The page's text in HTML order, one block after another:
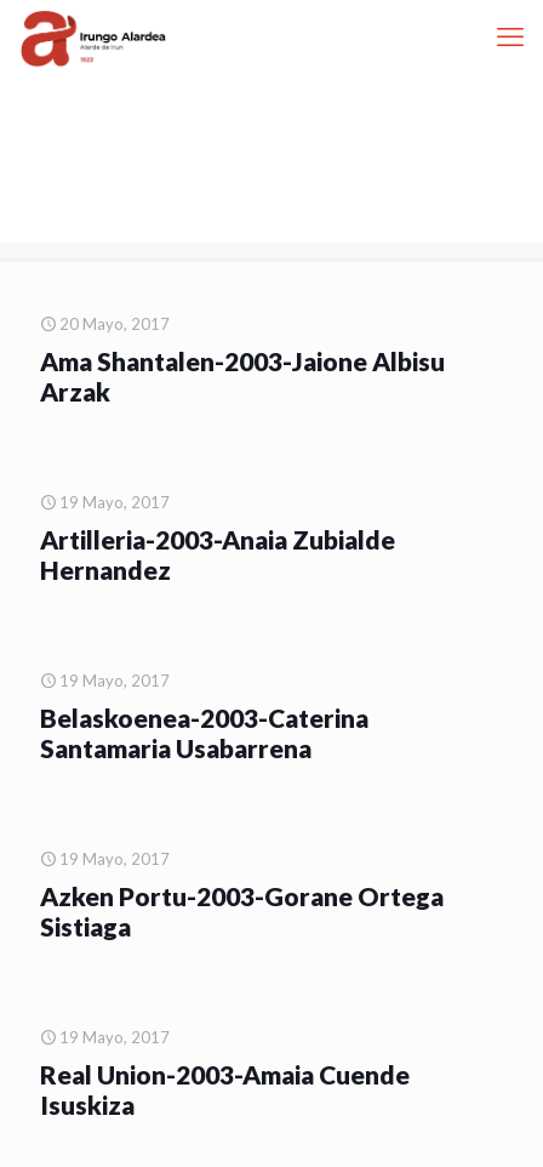
20 Mayo, 2017
Ama Shantalen-2003-Jaione Albisu
Arzak
19 Mayo, 2017
Artilleria-2003-Anaia Zubialde
Hernandez
19 Mayo, 2017
Belaskoenea-2003-Caterina
Santamaria Usabarrena
19 Mayo, 2017
Azken Portu-2003-Gorane Ortega
Sistiaga
19 Mayo, 2017
Real Union-2003-Amaia Cuende
Isuskiza